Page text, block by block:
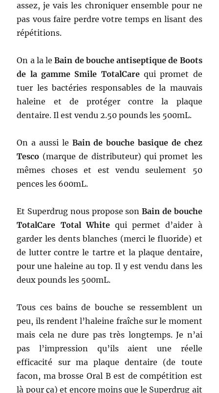
assez, je vais les chroniquer ensemble pour ne
pas vous faire perdre votre temps en lisant des
répétitions.
On a la leBain de bouche antiseptique de Boots
de la gamme Smile TotalCarequi promet de
tuer les bactéries responsables de la mauvais
haleine et de protéger contre la plaque
dentaire. Il est vendu 2.50 pounds les 500mL.
On a aussi le Bain de bouche basique de chez
Tesco (marque de distributeur) qui promet les
mêmes choses et est vendu seulement 50
pences les 600mL.
Et Superdrug nous propose sonBain de bouche
TotalCare Total Whitequi permet d’aider à
garder les dents blanches (merci le fluoride) et
de lutter contre le tartre et la plaque dentaire,
pour une haleine au top. Il y est vendu dans les
deux pounds les 500mL.
Tous ces bains de bouche se ressemblent un
peu, ils rendent l’haleine fraîche sur le moment
mais cela ne dure pas très longtemps. Je n’ai
pas l’impression qu’ils aient une réelle
efficacité sur ma plaque dentaire (de toute
facon, ma brosse Oral B est de compétition est
là pour ça) et encore moins que le Superdrug ait